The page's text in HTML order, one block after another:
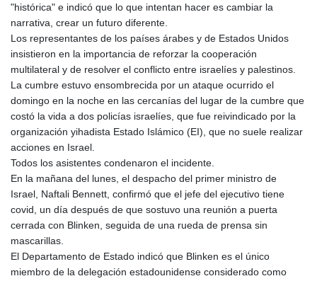
"histórica" e indicó que lo que intentan hacer es cambiar la
narrativa, crear un futuro diferente.
Los representantes de los países árabes y de Estados Unidos
insistieron en la importancia de reforzar la cooperación
multilateral y de resolver el conflicto entre israelíes y palestinos.
La cumbre estuvo ensombrecida por un ataque ocurrido el
domingo en la noche en las cercanías del lugar de la cumbre que
costó la vida a dos policías israelíes, que fue reivindicado por la
organización yihadista Estado Islámico (EI), que no suele realizar
acciones en Israel.
Todos los asistentes condenaron el incidente.
En la mañana del lunes, el despacho del primer ministro de
Israel, Naftali Bennett, confirmó que el jefe del ejecutivo tiene
covid, un día después de que sostuvo una reunión a puerta
cerrada con Blinken, seguida de una rueda de prensa sin
mascarillas.
El Departamento de Estado indicó que Blinken es el único
miembro de la delegación estadounidense considerado como